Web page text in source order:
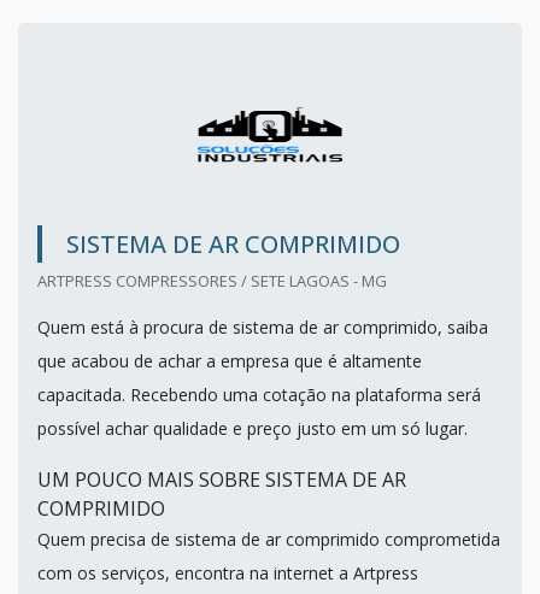
SISTEMA DE AR COMPRIMIDO
ARTPRESS COMPRESSORES / SETE LAGOAS - MG
Quem está à procura de sistema de ar comprimido, saiba
que acabou de achar a empresa que é altamente
capacitada. Recebendo uma cotação na plataforma será
possível achar qualidade e preço justo em um só lugar.
UM POUCO MAIS SOBRE SISTEMA DE AR
COMPRIMIDO
Quem precisa de sistema de ar comprimido comprometida
com os serviços, encontra na internet a Artpress